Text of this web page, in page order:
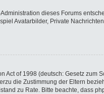
dieses Forums
Avatarbilder, Private
Act of 1998 (deutsch: Gesetz
die Zustimmung der Eltern
zu Rate. Bitte beachte, dass